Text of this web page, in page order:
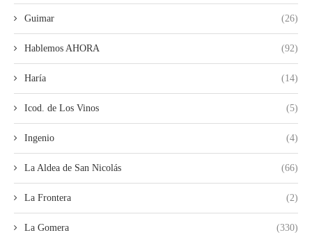
Guimar (26)
Hablemos AHORA (92)
Haría (14)
Icod. de Los Vinos (5)
Ingenio (4)
La Aldea de San Nicolás (66)
La Frontera (2)
La Gomera (330)